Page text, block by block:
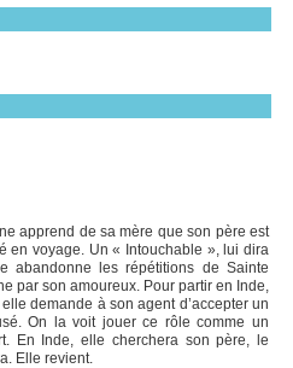
apprend de sa mère que son père est
en voyage. Un « Intouchable », lui dira
abandonne les répétitions de Sainte
par son amoureux. Pour partir en Inde,
demande à son agent d’accepter un
On la voit jouer ce rôle comme un
En Inde, elle cherchera son père, le
Elle revient.